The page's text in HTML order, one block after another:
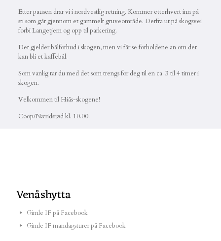
Etter pausen drar vi i nordvestlig retning. Kommer etterhvert inn på
sti som går gjennom et gammelt gruveområde. Derfra ut på skogsvei
forbi Langetjern og opp til parkering.
Det gjelder bålforbud i skogen, men vi får se forholdene an om det
kan bli et kaffebål.
Som vanlig tar du med det som trengs for deg til en ca. 3 til 4 timer i
skogen.
Velkommen til Hiås-skogene!
Coop/Næridsrød kl. 10.00.
Venåshytta
Gimle IF på Facebook
Gimle IF mandagsturer på Facebook